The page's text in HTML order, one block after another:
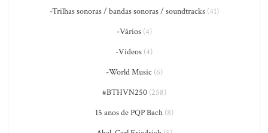
-Trilhas sonoras / bandas sonoras / soundtracks(41)
-Vários(4)
-Vídeos (4)
-World Music (6)
#BTHVN250(258)
15 anos de PQP Bach(8)